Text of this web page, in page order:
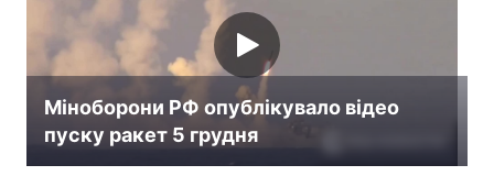
Міноборони РФ опублікувало відео
пуску ракет 5 грудня